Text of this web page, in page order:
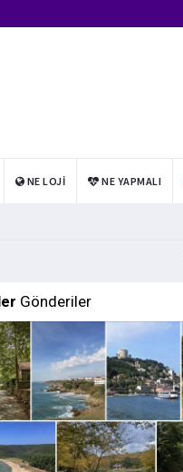
NE LOJI NE YAPMALI
Gönderiler